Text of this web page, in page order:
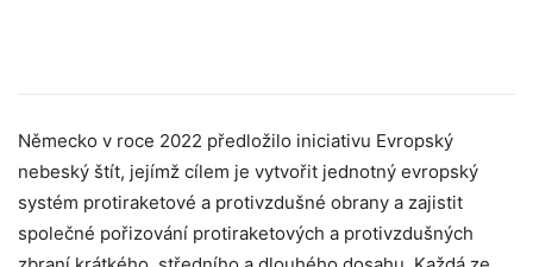
Německo v roce 2022 předložilo iniciativu Evropský
nebeský štít, jejímž cílem je vytvořit jednotný evropský
systém protiraketové a protivzdušné obrany a zajistit
společné pořizování protiraketových a protivzdušných